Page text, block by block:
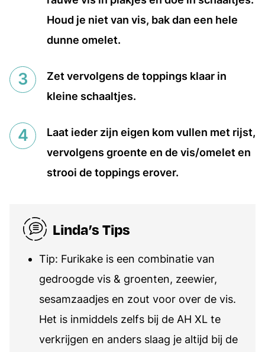
Houd je niet van vis, bak dan een hele
dunne omelet.
Zet vervolgens de toppings klaar in
kleine schaaltjes.
Laat ieder zijn eigen kom vullen met rijst,
vervolgens groente en de vis/omelet en
strooi de toppings erover.
Linda’s Tips
Tip: Furikake is een combinatie van
gedroogde vis & groenten, zeewier,
sesamzaadjes en zout voor over de vis.
Het is inmiddels zelfs bij de AH XL te
verkrijgen en anders slaag je altijd bij de